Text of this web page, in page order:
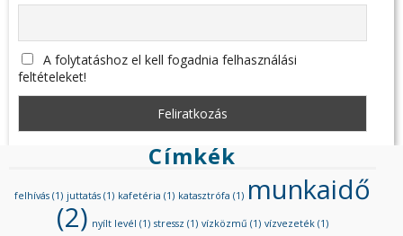
A folytatáshoz el kell fogadnia felhasználási
feltételeket!
Címkék
felhívás (1) juttatás (1) kafetéria (1) katasztrófa (1) munkaidő
(2) nyílt levél (1) stressz (1) vízközmű (1) vízvezeték (1)